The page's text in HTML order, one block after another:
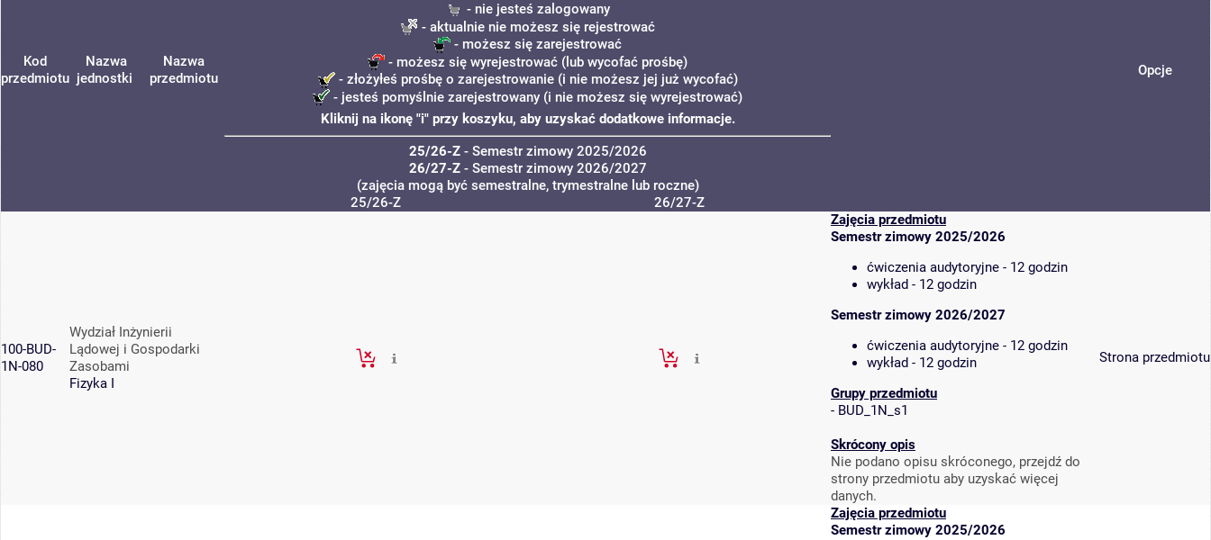
Kod
przedmiotu
Nazwa
jednostki
Nazwa
przedmiotu
- nie jesteś zalogowany
- aktualnie nie możesz się rejestrować
- możesz się zarejestrować
- możesz się wyrejestrować (lub wycofać prośbę)
- złożyłeś prośbę o zarejestrowanie (i nie możesz jej już wycofać)
- jesteś pomyślnie zarejestrowany (i nie możesz się wyrejestrować)
Kliknij na ikonę "i" przy koszyku, aby uzyskać dodatkowe informacje.
25/26-Z- Semestr zimowy 2025/2026
26/27-Z- Semestr zimowy 2026/2027
(zajęcia mogą być semestralne, trymestralne lub roczne)
Opcje
25/26-Z 26/27-Z
100-BUD-
1N-080
Wydział Inżynierii
Lądowej i Gospodarki
Zasobami
Fizyka I
Zajęcia przedmiotu
Semestr zimowy 2025/2026
ćwiczenia audytoryjne - 12 godzin
wykład - 12 godzin
Semestr zimowy 2026/2027
ćwiczenia audytoryjne - 12 godzin
wykład - 12 godzin
Grupy przedmiotu
- BUD_1N_s1
Skrócony opis
Nie podano opisu skróconego, przejdź do
strony przedmiotu aby uzyskać więcej
danych.
Strona przedmiotu
Zajęcia przedmiotu
Semestr zimowy 2025/2026